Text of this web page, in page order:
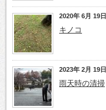
2020年 6月 19日
キノコ
2023年 2月 19日
雨天時の清掃